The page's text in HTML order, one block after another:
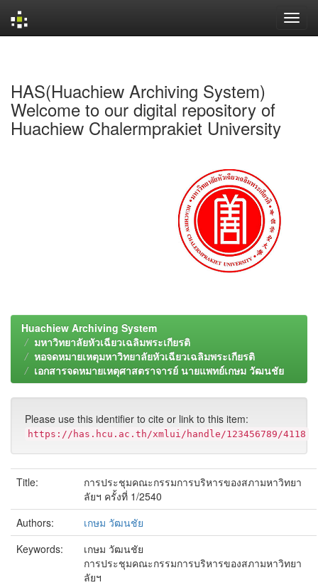
HAS(Huachiew Archiving System)
Welcome to our digital repository of
Huachiew Chalermprakiet University
Huachiew Archiving System
มหาวิทยาลัยหัวเฉียวเฉลิมพระเกียรติ
หอจดหมายเหตุมหาวิทยาลัยหัวเฉียวเฉลิมพระเกียรติ
เอกสารจดหมายเหตุศาสตราจารย์ นายแพทย์เกษม วัฒนชัย
Please use this identifier to cite or link to this item:
https://has.hcu.ac.th/xmlui/handle/123456789/4118
Title:
การประชุมคณะกรรมการบริหารของสภามหาวิทยา
ลัยฯ ครั้งที่ 1/2540
Authors:
เกษม วัฒนชัย
Keywords:
เกษม วัฒนชัย
การประชุมคณะกรรมการบริหารของสภามหาวิทยา
ลัยฯ